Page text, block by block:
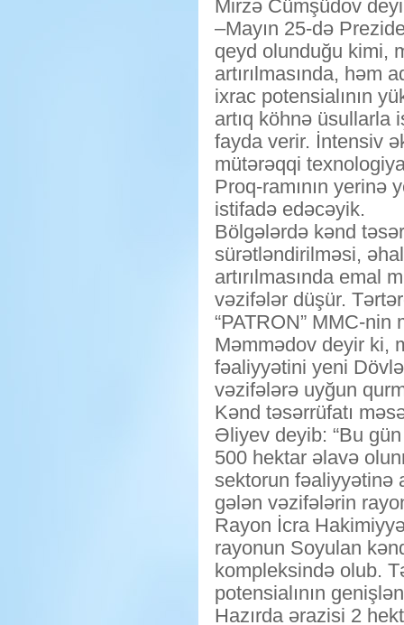
Mirzə Cümşüdov
–Mayın 25-də
qeyd olunduğu kimi,
artırılmasında, həm
ixrac potensialının
artıq köhnə üsullarla
fayda verir. İntensiv
mütərəqqi
Proq-ramının
istifadə edəcəyik.
Bölgələrdə kənd
sürətləndirilməsi,
artırılmasında emal
vəzifələr düşür.
“PATRON” MMC-
Məmmədov deyir ki,
fəaliyyətini yeni
vəzifələrə uyğun
Kənd təsərrüfatı
Əliyev deyib: “Bu
500 hektar əlavə
sektorun fəaliyyətinə
gələn vəzifələrin
Rayon İcra
rayonun Soyulan
kompleksində olub.
potensialının
Hazırda ərazisi 2